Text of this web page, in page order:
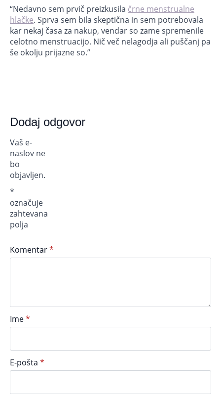
“Nedavno sem prvič preizkusila črne menstrualne
hlačke. Sprva sem bila skeptična in sem potrebovala
kar nekaj časa za nakup, vendar so zame spremenile
celotno menstruacijo. Nič več nelagodja ali puščanj pa
še okolju prijazne so.”
Dodaj odgovor
Vaš e-
naslov ne
bo
objavljen.
*
označuje
zahtevana
polja
Komentar*
Ime*
E-pošta *